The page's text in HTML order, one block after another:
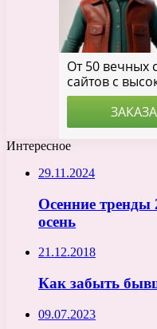
Интересное
29.11.2024
Осенние тренды
осень
21.12.2018
Как забыть
09.07.2023